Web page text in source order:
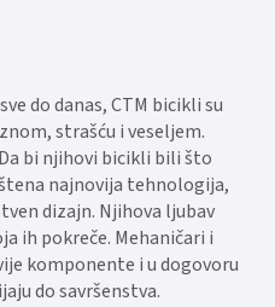
do danas, CTM bicikli su
strašću i veseljem.
bi njihovi bicikli bili što
najnovija tehnologija,
dizajn. Njihova ljubav
ih pokreče. Mehaničari i
komponente i u dogovoru
do savršenstva.